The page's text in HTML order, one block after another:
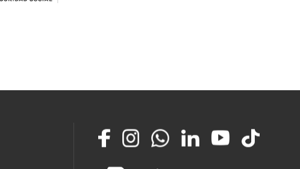
FacebookInstagramWhatsappLinkedInYouTube
TikTok